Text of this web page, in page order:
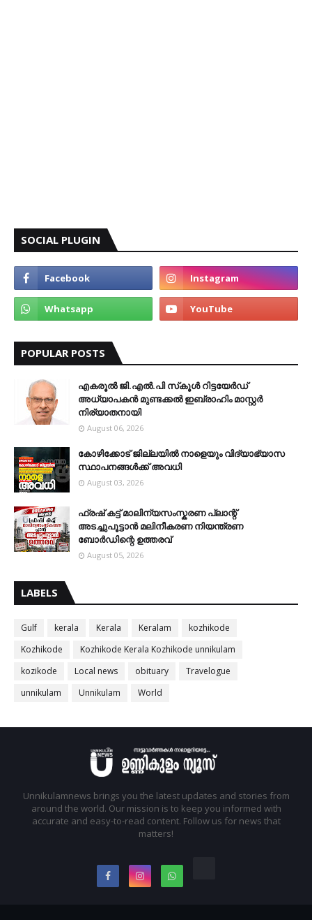
SOCIAL PLUGIN
POPULAR POSTS
എകരൂൽ ജി.എൽ.പി സ്‌കൂൾ റിട്ടയേർഡ്
അധ്യാപകൻ മുണ്ടക്കൽ ഇബ്രാഹിം മാസ്റ്റർ
നിര്യാതനായി
August 06, 2026
കോഴിക്കോട് ജില്ലയിൽ നാളെയും വിദ്യാഭ്യാസ
സ്ഥാപനങ്ങൾക്ക് അവധി
August 03, 2026
ഫ്രഷ് കട്ട് മാലിന്യസംസ്കരണ പ്ലാന്റ്
അടച്ചുപൂട്ടാൻ മലിനീകരണ നിയന്ത്രണ
ബോർഡിന്റെ ഉത്തരവ്
August 05, 2026
LABELS
Gulf kerala Kerala Keralam
kozhikode
Kozhikode
Kozhikode Kerala Kozhikode unnikulam
kozikode
Local news obituary
Travelogue
unnikulam
Unnikulam World
Unnikulamnews brings you the latest updates and stories from
around the world. Our mission is to keep you informed with
accurate and easy-to-read content. Follow us for news that
matters!